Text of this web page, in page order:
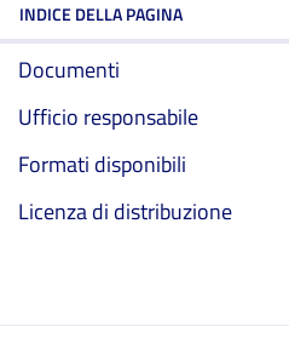
INDICE DELLA PAGINA
Documenti
Ufficio responsabile
Formati disponibili
Licenza di distribuzione